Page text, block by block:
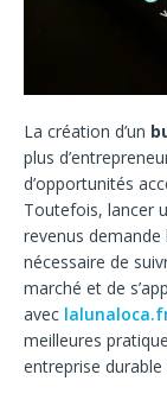
La création d’un
plus
d’opportunités
Toutefois, lancer
revenus
nécessaire de
marché et de
avec
meilleures
entreprise durable